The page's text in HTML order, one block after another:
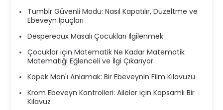
Tumblr Güvenli Modu: Nasıl Kapatılır, Düzeltme ve
Ebeveyn İpuçları
Despereaux Masalı Çocukları İlgilenmek
Çocuklar için Matematik Ne Kadar Matematik
Matematiği Eğlenceli ve İlgi Çıkarıyor
Köpek Man'ı Anlamak: Bir Ebeveynin Film Kılavuzu
Krom Ebeveyn Kontrolleri: Aileler için Kapsamlı Bir
Kılavuz